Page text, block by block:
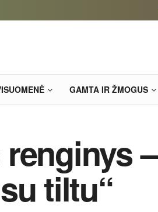
GAMTA IR ŽMOGUS
–
tiltu“